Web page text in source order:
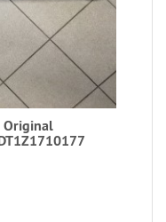
Original